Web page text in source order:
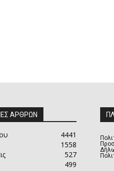
ΑΡΘΡΩΝ
4441
1558
527
499